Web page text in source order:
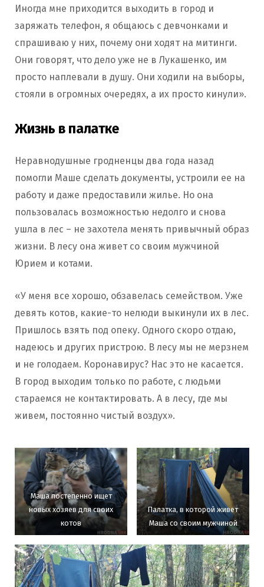
Иногда мне приходится выходить в город и
заряжать телефон, я общаюсь с девчонками и
спрашиваю у них, почему они ходят на митинги.
Они говорят, что дело уже не в Лукашенко, им
просто наплевали в душу. Они ходили на выборы,
стояли в огромных очередях, а их просто кинули».
Жизнь в палатке
Неравнодушные гродненцы два года назад
помогли Маше сделать документы, устроили ее на
работу и даже предоставили жилье. Но она
пользовалась возможностью недолго и снова
ушла в лес – не захотела менять привычный образ
жизни. В лесу она живет со своим мужчиной
Юрием и котами.
«У меня все хорошо, обзавелась семейством. Уже
девять котов, какие-то нелюди выкинули их в лес.
Пришлось взять под опеку. Одного скоро отдаю,
надеюсь и других пристрою. В лесу мы не мерзнем
и не голодаем. Коронавирус? Нас это не касается.
В город выходим только по работе, с людьми
стараемся не контактировать. А в лесу, где мы
живем, постоянно чистый воздух».
Маша постепенно ищет
новых хозяев для своих
котов
Палатка, в которой живет
Маша со своим мужчиной